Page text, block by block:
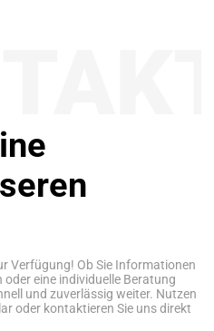
Verfügung! Ob Sie Informationen
eine individuelle Beratung
und zuverlässig weiter. Nutzen
oder kontaktieren Sie uns direkt